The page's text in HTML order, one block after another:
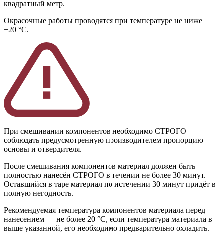
квадратный метр.
Окрасочные работы проводятся при температуре не ниже
+20 °С.
При смешивании компонентов необходимо СТРОГО
соблюдать предусмотренную производителем пропорцию
основы и отвердителя.
После смешивания компонентов материал должен быть
полностью нанесён СТРОГО в течении не более 30 минут.
Оставшийся в таре материал по истечении 30 минут придёт в
полную негодность.
Рекомендуемая температура компонентов материала перед
нанесением — не более 20 °С, если температура материала в
выше указанной, его необходимо предварительно охладить.